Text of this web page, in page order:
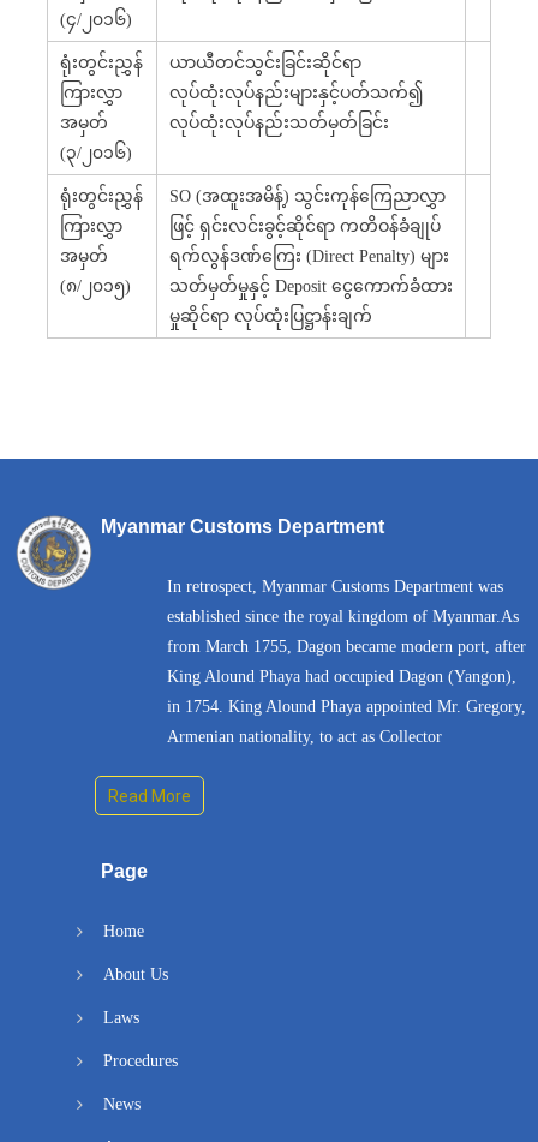
(၄/၂၀၁၆)
ရုံးတွင်းညွှန်
ကြားလွှာ
အမှတ်
(၃/၂၀၁၆)
ယာယီတင်သွင်းခြင်းဆိုင်ရာ
လုပ်ထုံးလုပ်နည်းများနှင့်ပတ်သက်၍
လုပ်ထုံးလုပ်နည်းသတ်မှတ်ခြင်း
ရုံးတွင်းညွှန်
ကြားလွှာ
အမှတ်
(၈/၂၀၁၅)
SO (အထူးအမိန့်) သွင်းကုန်ကြေညာလွှာ
ဖြင့် ရှင်းလင်းခွင့်ဆိုင်ရာ ကတိဝန်ခံချုပ်
ရက်လွန်ဒဏ်ကြေး (Direct Penalty) များ
သတ်မှတ်မှုနှင့် Deposit ငွေကောက်ခံထား
မှုဆိုင်ရာ လုပ်ထုံးပြဋ္ဌာန်းချက်
Myanmar Customs Department
In retrospect, Myanmar Customs Department was
established since the royal kingdom of Myanmar.As
from March 1755, Dagon became modern port, after
King Alound Phaya had occupied Dagon (Yangon),
in 1754. King Alound Phaya appointed Mr. Gregory,
Armenian nationality, to act as Collector
Read More
Page
Home
About Us
Laws
Procedures
News